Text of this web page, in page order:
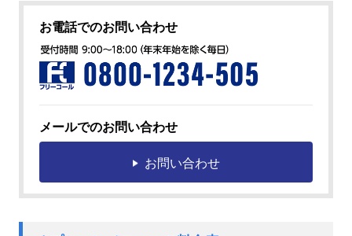
お電話でのお問い合わせ
メールでのお問い合わせ
お問い合わせ